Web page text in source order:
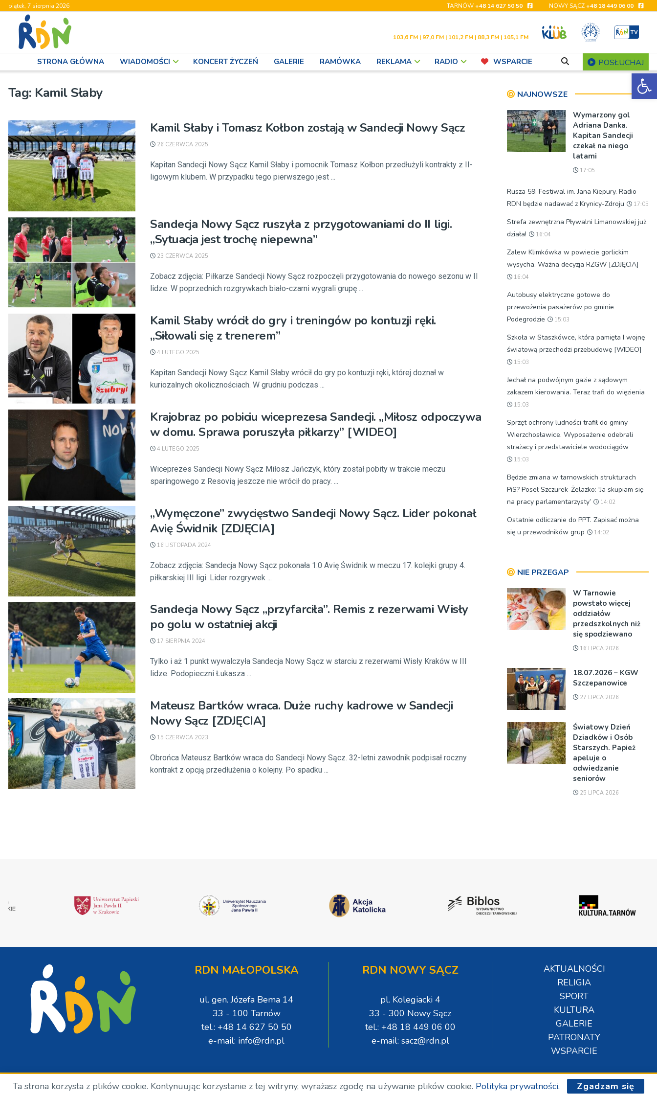
piątek, 7 sierpnia 2026 TARNÓW+48 14 627 50 50 NOWY SĄCZ+48 18 449 06 00
103,6 FM | 97,0 FM | 101,2 FM | 88,3 FM | 105,1 FM
STRONA GŁÓWNA WIADOMOŚCI KONCERT ŻYCZEŃ GALERIE RAMÓWKA REKLAMA RADIO WSPARCIE POSŁUCHAJ
Tag: Kamil Słaby
Kamil Słaby i Tomasz Kołbon zostają w Sandecji Nowy Sącz
26 CZERWCA 2025
Kapitan Sandecji Nowy Sącz Kamil Słaby i pomocnik Tomasz Kołbon przedłużyli kontrakty z II-
ligowym klubem. W przypadku tego pierwszego jest ...
Sandecja Nowy Sącz ruszyła z przygotowaniami do II ligi.
„Sytuacja jest trochę niepewna”
23 CZERWCA 2025
Zobacz zdjęcia: Piłkarze Sandecji Nowy Sącz rozpoczęli przygotowania do nowego sezonu w II
lidze. W poprzednich rozgrywkach biało-czarni wygrali grupę ...
Kamil Słaby wrócił do gry i treningów po kontuzji ręki.
„Siłowali się z trenerem”
4 LUTEGO 2025
Kapitan Sandecji Nowy Sącz Kamil Słaby wrócił do gry po kontuzji ręki, której doznał w
kuriozalnych okolicznościach. W grudniu podczas ...
Krajobraz po pobiciu wiceprezesa Sandecji. „Miłosz odpoczywa
w domu. Sprawa poruszyła piłkarzy” [WIDEO]
4 LUTEGO 2025
Wiceprezes Sandecji Nowy Sącz Miłosz Jańczyk, który został pobity w trakcie meczu
sparingowego z Resovią jeszcze nie wrócił do pracy. ...
„Wymęczone” zwycięstwo Sandecji Nowy Sącz. Lider pokonał
Avię Świdnik [ZDJĘCIA]
16 LISTOPADA 2024
Zobacz zdjęcia: Sandecja Nowy Sącz pokonała 1:0 Avię Świdnik w meczu 17. kolejki grupy 4.
piłkarskiej III ligi. Lider rozgrywek ...
Sandecja Nowy Sącz „przyfarciła”. Remis z rezerwami Wisły
po golu w ostatniej akcji
17 SIERPNIA 2024
Tylko i aż 1 punkt wywalczyła Sandecja Nowy Sącz w starciu z rezerwami Wisły Kraków w III
lidze. Podopieczni Łukasza ...
Mateusz Bartków wraca. Duże ruchy kadrowe w Sandecji
Nowy Sącz [ZDJĘCIA]
15 CZERWCA 2023
Obrońca Mateusz Bartków wraca do Sandecji Nowy Sącz. 32-letni zawodnik podpisał roczny
kontrakt z opcją przedłużenia o kolejny. Po spadku ...
NAJNOWSZE
Wymarzony gol
Adriana Danka.
Kapitan Sandecji
czekał na niego
latami
17:05
Rusza 59. Festiwal im. Jana Kiepury. Radio
RDN będzie nadawać z Krynicy-Zdroju
17:05
Strefa zewnętrzna Pływalni Limanowskiej już
działa!
16:04
Zalew Klimkówka w powiecie gorlickim
wysycha. Ważna decyzja RZGW [ZDJĘCIA]
16:04
Autobusy elektryczne gotowe do
przewożenia pasażerów po gminie
Podegrodzie
15:03
Szkoła w Staszkówce, która pamięta I wojnę
światową przechodzi przebudowę [WIDEO]
15:03
Jechał na podwójnym gazie z sądowym
zakazem kierowania. Teraz trafi do więzienia
15:03
Sprzęt ochrony ludności trafił do gminy
Wierzchosławice. Wyposażenie odebrali
strażacy i przedstawiciele wodociągów
15:03
Będzie zmiana w tarnowskich strukturach
PiS? Poseł Szczurek-Żelazko: 'Ja skupiam się
na pracy parlamentarzysty’
14:02
Ostatnie odliczanie do PPT. Zapisać można
się u przewodników grup
14:02
NIE PRZEGAP
W Tarnowie
powstało więcej
oddziałów
przedszkolnych niż
się spodziewano
16 LIPCA 2026
18.07.2026 – KGW
Szczepanowice
27 LIPCA 2026
Światowy Dzień
Dziadków i Osób
Starszych. Papież
apeluje o
odwiedzanie
seniorów
25 LIPCA 2026
RDN MAŁOPOLSKA
ul. gen. Józefa Bema 14
33 - 100 Tarnów
tel.: +48 14 627 50 50
e-mail: info@rdn.pl
RDN NOWY SĄCZ
pl. Kolegiacki 4
33 - 300 Nowy Sącz
tel.: +48 18 449 06 00
e-mail: sacz@rdn.pl
AKTUALNOŚCI
RELIGIA
SPORT
KULTURA
GALERIE
PATRONATY
WSPARCIE
Copyright © Wszelkie prawa zastrzeżone. RDN. 2024.
Ta strona korzysta z plików cookie. Kontynuując korzystanie z tej witryny, wyrażasz zgodę na używanie plików cookie. Polityka prywatności. Zgadzam się